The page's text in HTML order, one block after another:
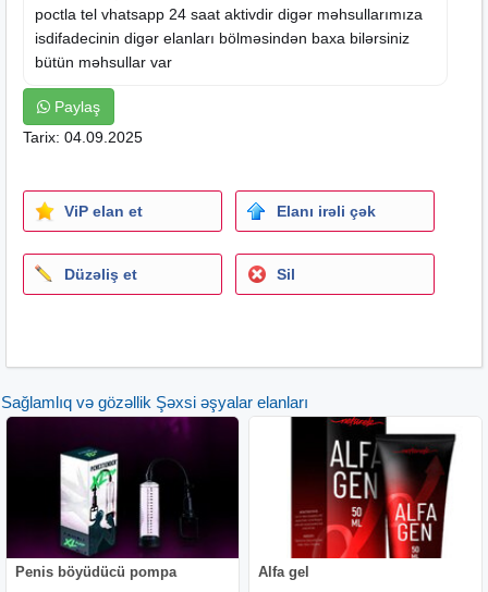
poctla tel vhatsapp 24 saat aktivdir digər məhsullarımıza
isdifadecinin digər elanları bölməsindən baxa bilərsiniz
bütün məhsullar var
Paylaş
Tarix: 04.09.2025
ViP elan et Elanı irəli çək
Düzəliş et Sil
Sağlamlıq və gözəllik Şəxsi əşyalar elanları
Penis böyüdücü pompa Alfa gel